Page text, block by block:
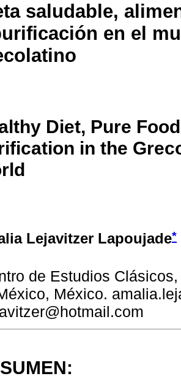
saludable,
en el
Diet, Pure
in the
Lejavitzer Lapoujade*
de Estudios
México.